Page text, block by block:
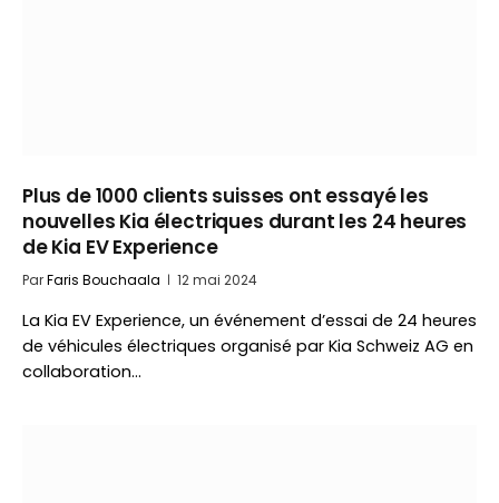
Plus de 1000 clients suisses ont essayé les
nouvelles Kia électriques durant les 24 heures
de Kia EV Experience
ParFaris Bouchaala 12 mai 2024
La Kia EV Experience, un événement d’essai de 24 heures
de véhicules électriques organisé par Kia Schweiz AG en
collaboration…